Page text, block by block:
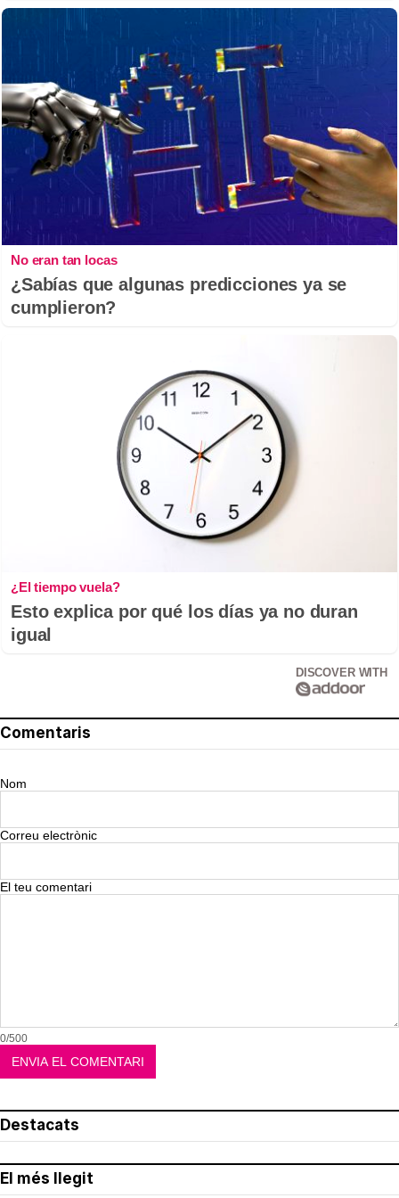
No eran tan locas
¿Sabías que algunas predicciones ya se
cumplieron?
¿El tiempo vuela?
Esto explica por qué los días ya no duran
igual
DISCOVER WITH
Comentaris
Nom
Correu electrònic
El teu comentari
0/500
Destacats
El més llegit